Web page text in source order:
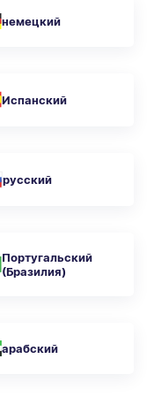
немецкий
Испанский
русский
Португальский
(Бразилия)
арабский